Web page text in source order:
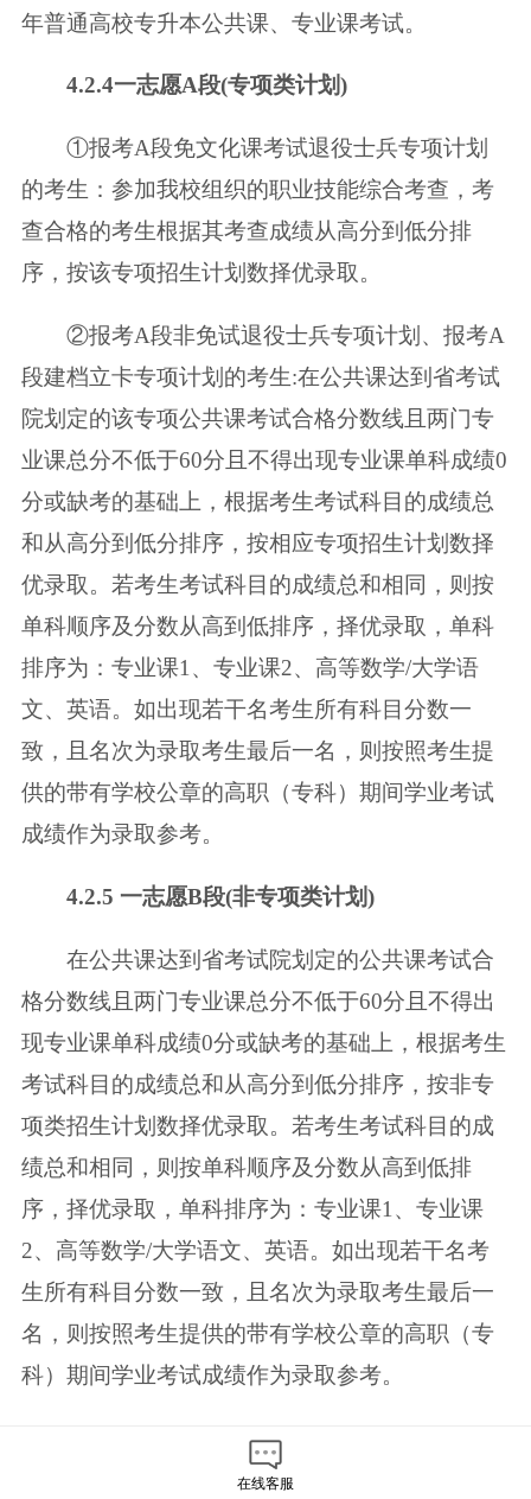
年普通高校专升本公共课、专业课考试。
4.2.4一志愿A段(专项类计划)
①报考A段免文化课考试退役士兵专项计划
的考生：参加我校组织的职业技能综合考查，考
查合格的考生根据其考查成绩从高分到低分排
序，按该专项招生计划数择优录取。
②报考A段非免试退役士兵专项计划、报考A
段建档立卡专项计划的考生:在公共课达到省考试
院划定的该专项公共课考试合格分数线且两门专
业课总分不低于60分且不得出现专业课单科成绩0
分或缺考的基础上，根据考生考试科目的成绩总
和从高分到低分排序，按相应专项招生计划数择
优录取。若考生考试科目的成绩总和相同，则按
单科顺序及分数从高到低排序，择优录取，单科
排序为：专业课1、专业课2、高等数学/大学语
文、英语。如出现若干名考生所有科目分数一
致，且名次为录取考生最后一名，则按照考生提
供的带有学校公章的高职（专科）期间学业考试
成绩作为录取参考。
4.2.5 一志愿B段(非专项类计划)
在公共课达到省考试院划定的公共课考试合
格分数线且两门专业课总分不低于60分且不得出
现专业课单科成绩0分或缺考的基础上，根据考生
考试科目的成绩总和从高分到低分排序，按非专
项类招生计划数择优录取。若考生考试科目的成
绩总和相同，则按单科顺序及分数从高到低排
序，择优录取，单科排序为：专业课1、专业课
2、高等数学/大学语文、英语。如出现若干名考
生所有科目分数一致，且名次为录取考生最后一
名，则按照考生提供的带有学校公章的高职（专
科）期间学业考试成绩作为录取参考。
在线客服